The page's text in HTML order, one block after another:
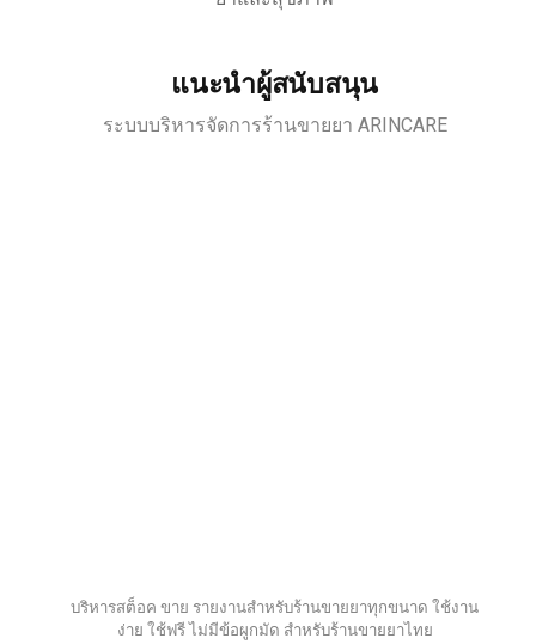
แนะนำผู้สนับสนุน
ระบบบริหารจัดการร้านขายยา ARINCARE
บริหารสต็อค ขาย รายงานสำหรับร้านขายยาทุกขนาด ใช้งาน
ง่าย ใช้ฟรี ไม่มีข้อผูกมัด สำหรับร้านขายยาไทย